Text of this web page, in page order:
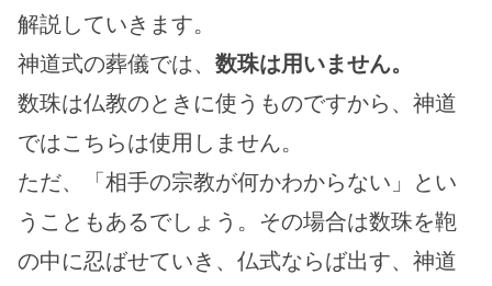
解説していきます。
神道式の葬儀では、 数珠は用いません。
数珠は仏教のときに使うものですから、神道
ではこちらは使用しません。
ただ、「相手の宗教が何かわからない」とい
うこともあるでしょう。その場合は数珠を鞄
の中に忍ばせていき、仏式ならば出す、神道